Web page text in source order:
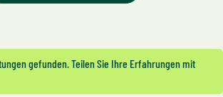
gefunden. Teilen Sie Ihre Erfahrungen mit